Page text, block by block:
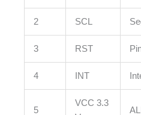
2 SCL
3 RST
4 INT
5
VCC 3.3